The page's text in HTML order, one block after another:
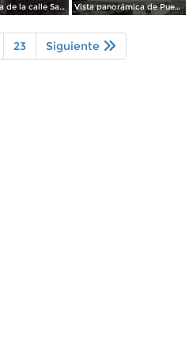
Una casona de la calle Santa Ines # 5 ( Fechada el 5 de Mayo de 1892 ). Vista panorámica de Puebla, con volcanes Popocatépetl (izq.) e Iztaccíhuatl (der.)
23 Siguiente